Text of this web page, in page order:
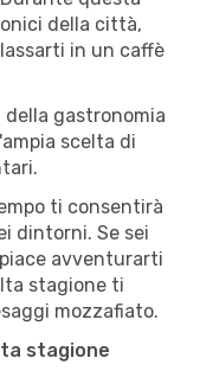
della città,
in un caffè
gastronomia
scelta di
ti consentirà
dintorni. Se sei
avventurarti
stagione ti
mozzafiato.
stagione